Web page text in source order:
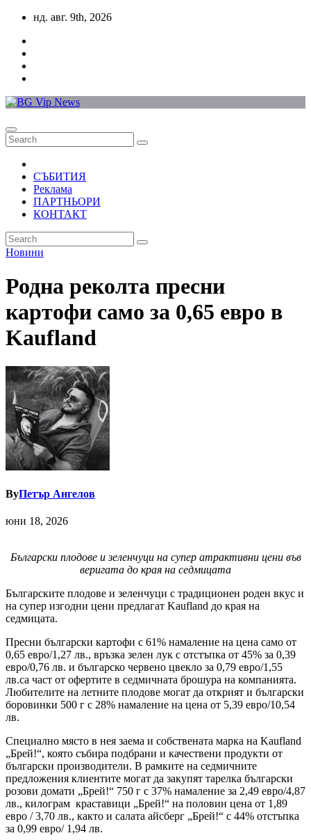
Skip
content
нд. авг. 9th, 2026
СЪБИТИЯ
Реклама
ПАРТНЬОРИ
КОНТАКТ
Новини
Родна реколта пресни
картофи само за 0,65 евро в
Kaufland
ByПетър Ангелов
юни 18, 2026
Български плодове и зеленчуци на супер атрактивни цени във
веригата до края на седмицата
Българските плодове и зеленчуци с традиционен роден вкус и
на супер изгодни цени предлагат Kaufland до края на
седмицата.
Пресни български картофи с 61% намаление на цена само от
0,65 евро/1,27 лв., връзка зелен лук с отстъпка от 45% за 0,39
евро/0,76 лв. и българско червено цвекло за 0,79 евро/1,55
лв.са част от офертите в седмичната брошура на компанията.
Любителите на летните плодове могат да открият и български
боровинки 500 г с 28% намаление на цена от 5,39 евро/10,54
лв.
Специално място в нея заема и собствената марка на Kaufland
„Брей!“, която събира подбрани и качествени продукти от
български производители. В рамките на седмичните
предложения клиентите могат да закупят тарелка български
розови домати „Брей!“ 750 г с 37% намаление за 2,49 евро/4,87
лв., килограм краставици „Брей!“ на половин цена от 1,89
евро / 3,70 лв., както и салата айсберг „Брей!“ с 44% отстъпка
за 0,99 евро/ 1,94 лв.